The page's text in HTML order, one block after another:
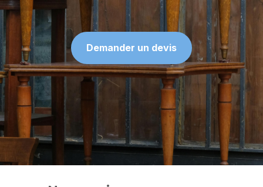
Demander un devis